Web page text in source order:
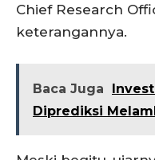
Chief Research
keterangannya.
Baca Juga
Diprediksi